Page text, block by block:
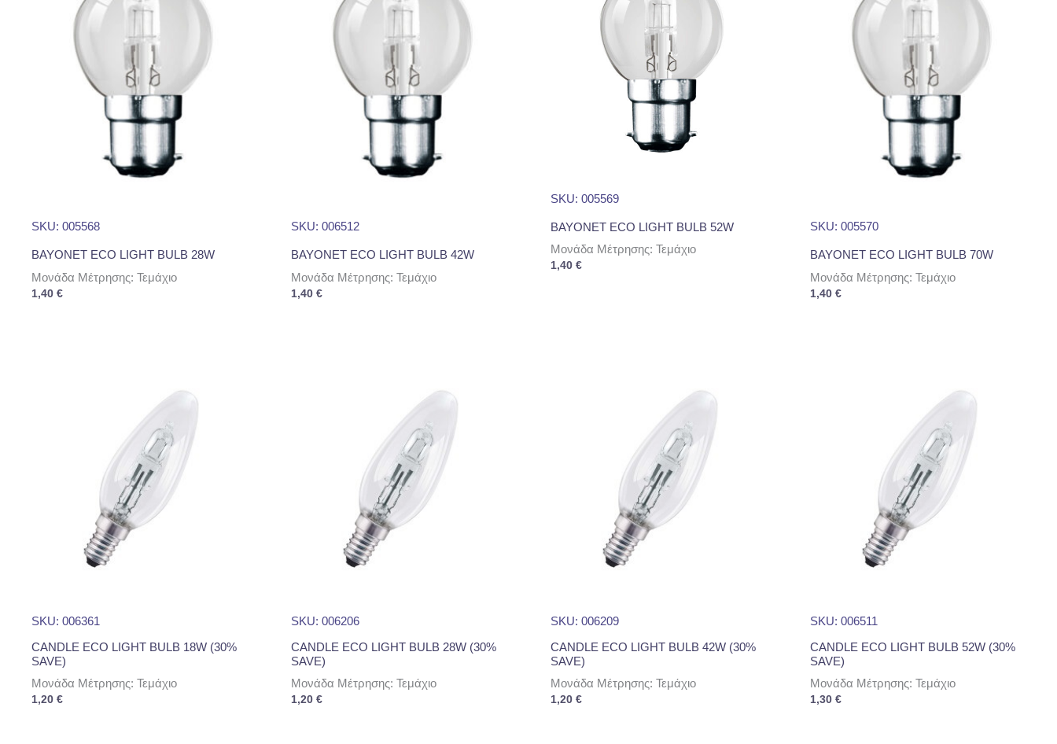
SKU: 005568
BAYONET ECO LIGHT BULB 28W
Μονάδα Μέτρησης: Τεμάχιο
1,40 €
SKU: 006512
BAYONET ECO LIGHT BULB 42W
Μονάδα Μέτρησης: Τεμάχιο
1,40 €
SKU: 005569
BAYONET ECO LIGHT BULB 52W
Μονάδα Μέτρησης: Τεμάχιο
1,40 €
SKU: 005570
BAYONET ECO LIGHT BULB 70W
Μονάδα Μέτρησης: Τεμάχιο
1,40 €
SKU: 006361
CANDLE ECO LIGHT BULB 18W (30%
SAVE)
Μονάδα Μέτρησης: Τεμάχιο
1,20 €
SKU: 006206
CANDLE ECO LIGHT BULB 28W (30%
SAVE)
Μονάδα Μέτρησης: Τεμάχιο
1,20 €
SKU: 006209
CANDLE ECO LIGHT BULB 42W (30%
SAVE)
Μονάδα Μέτρησης: Τεμάχιο
1,20 €
SKU: 006511
CANDLE ECO LIGHT BULB 52W (30%
SAVE)
Μονάδα Μέτρησης: Τεμάχιο
1,30 €